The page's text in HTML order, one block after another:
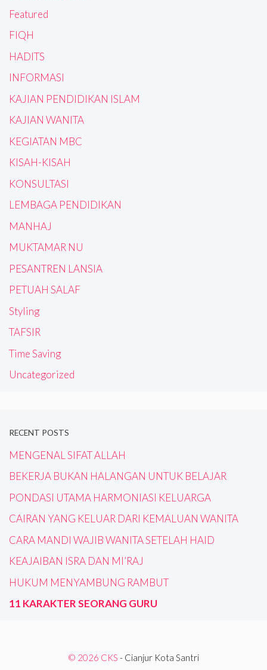
Featured
FIQH
HADITS
INFORMASI
KAJIAN PENDIDIKAN ISLAM
KAJIAN WANITA
KEGIATAN MBC
KISAH-KISAH
KONSULTASI
LEMBAGA PENDIDIKAN
MANHAJ
MUKTAMAR NU
PESANTREN LANSIA
PETUAH SALAF
Styling
TAFSIR
Time Saving
Uncategorized
RECENT POSTS
MENGENAL SIFAT ALLAH
BEKERJA BUKAN HALANGAN UNTUK BELAJAR
PONDASI UTAMA HARMONIASI KELUARGA
CAIRAN YANG KELUAR DARI KEMALUAN WANITA
CARA MANDI WAJIB WANITA SETELAH HAID
KEAJAIBAN ISRA DAN MI’RAJ
HUKUM MENYAMBUNG RAMBUT
11 KARAKTER SEORANG GURU
© 2026 CKS - Cianjur Kota Santri